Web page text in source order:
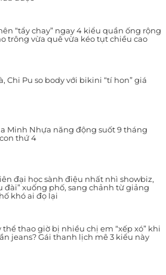
“tẩy chay” ngay 4 kiểu quần ống rộng
trông vừa quê vừa kéo tụt chiều cao
Chi Pu so body với bikini “tí hon” giá
Minh Nhựa năng động suốt 9 tháng
thứ 4
đại học sành điệu nhất nhì showbiz,
đài” xuống phố, sang chảnh từ giảng
khó ai đọ lại
thể thao giờ bị nhiều chị em “xếp xó” khi
jeans? Gái thanh lịch mê 3 kiểu này